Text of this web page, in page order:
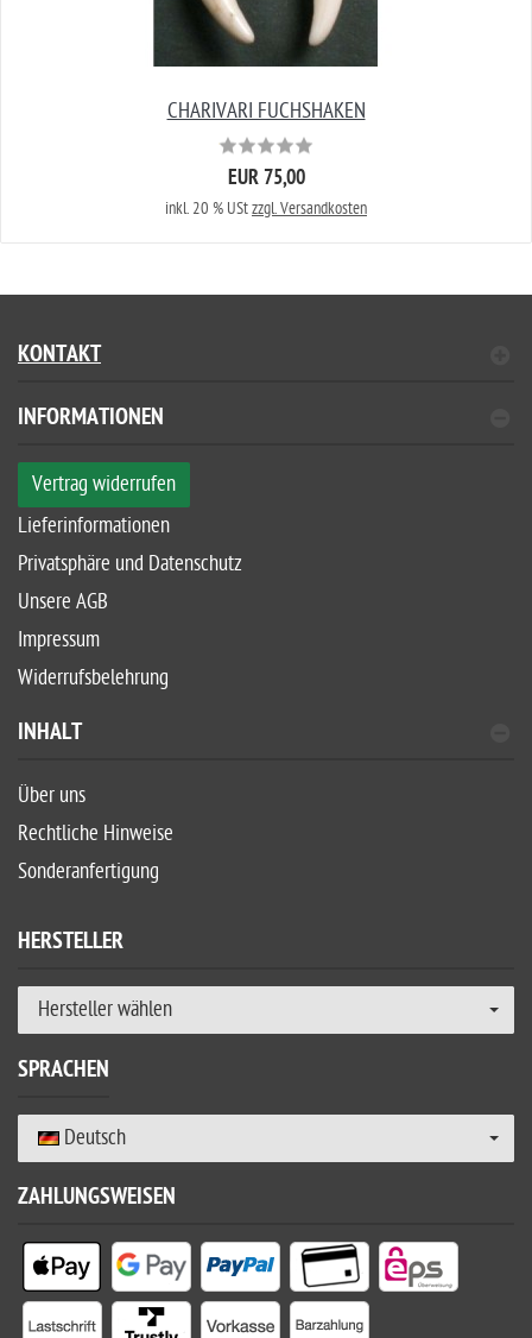
CHARIVARI FUCHSHAKEN
EUR 75,00
inkl. 20 % UStzzgl. Versandkosten
KONTAKT
INFORMATIONEN
Vertrag widerrufen
Lieferinformationen
Privatsphäre und Datenschutz
Unsere AGB
Impressum
Widerrufsbelehrung
INHALT
Über uns
Rechtliche Hinweise
Sonderanfertigung
HERSTELLER
Hersteller wählen
SPRACHEN
Deutsch
ZAHLUNGSWEISEN